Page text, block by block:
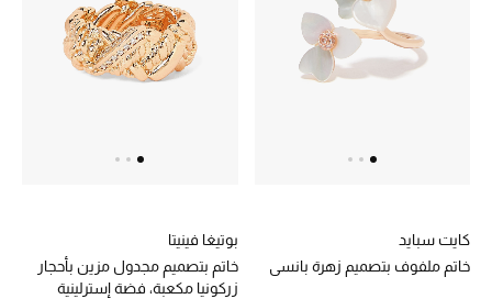
حصريات
كايت سبايد
خاتم ملفوف بتصميم زهرة بانسي
بوتيغا فينيتا
خاتم بتصميم مجدول مزين بأحجار
زركونيا مكعبة، فضة إسترلينية